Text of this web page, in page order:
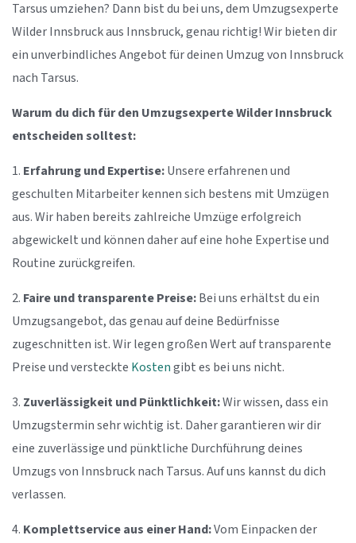
Tarsus umziehen? Dann bist du bei uns, dem Umzugsexperte
Wilder Innsbruck aus Innsbruck, genau richtig! Wir bieten dir
ein unverbindliches Angebot für deinen Umzug von Innsbruck
nach Tarsus.
Warum du dich für den Umzugsexperte Wilder Innsbruck
entscheiden solltest:
1. Erfahrung und Expertise:Unsere erfahrenen und
geschulten Mitarbeiter kennen sich bestens mit Umzügen
aus. Wir haben bereits zahlreiche Umzüge erfolgreich
abgewickelt und können daher auf eine hohe Expertise und
Routine zurückgreifen.
2. Faire und transparente Preise:Bei uns erhältst du ein
Umzugsangebot, das genau auf deine Bedürfnisse
zugeschnitten ist. Wir legen großen Wert auf transparente
Preise und versteckte Kostengibt es bei uns nicht.
3. Zuverlässigkeit und Pünktlichkeit:Wir wissen, dass ein
Umzugstermin sehr wichtig ist. Daher garantieren wir dir
eine zuverlässige und pünktliche Durchführung deines
Umzugs von Innsbruck nach Tarsus. Auf uns kannst du dich
verlassen.
4. Komplettservice aus einer Hand:Vom Einpacken der